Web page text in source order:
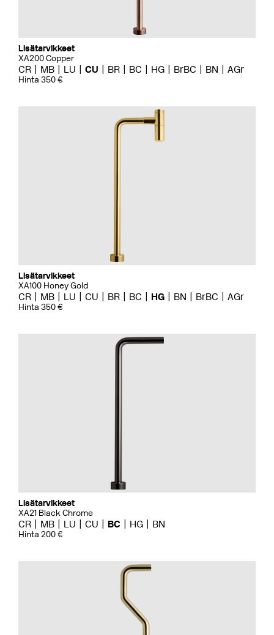
Lisätarvikkeet
XA200 Copper
CR MB LU CU BR BC HG BrBC BN AGr
Hinta 350 €
Lisätarvikkeet
XA100 Honey Gold
CR MB LU CU BR BC HG BN BrBC AGr
Hinta 350 €
Lisätarvikkeet
XA21 Black Chrome
CR MB LU CU BC HG BN
Hinta 200 €